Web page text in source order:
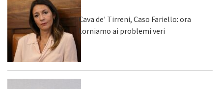
Cava de' Tirreni, Caso Fariello: ora
torniamo ai problemi veri